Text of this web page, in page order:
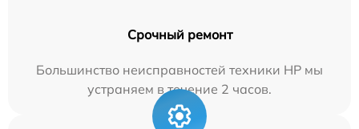
Срочный ремонт
Большинство неисправностей техники HP мы
устраняем в течение 2 часов.